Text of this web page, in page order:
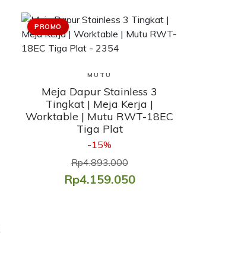
PROMO
Lihat Produk
MUTU
Meja Dapur Stainless 3
Tingkat | Meja Kerja |
Worktable | Mutu RWT-18EC
Tiga Plat
-15%
Rp4.893.000
Rp4.159.050